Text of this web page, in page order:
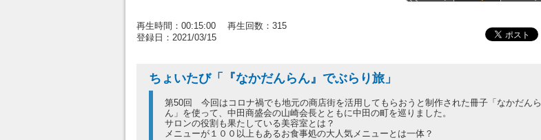
再生時間：00:15:00 再生回数：315
登録日：2021/03/15
ちょいたび「『なかだんらん』でぶらり旅」
第50回 今回はコロナ禍でも地元の商店街を活用してもらおうと制作された冊子「なかだんら
ん」を使って、中田商盛会の山崎会長とともに中田の町を巡りました。
サロンの役割も果たしている美容室とは？
メニューが１００以上もあるお食事処の大人気メニューとは一体？